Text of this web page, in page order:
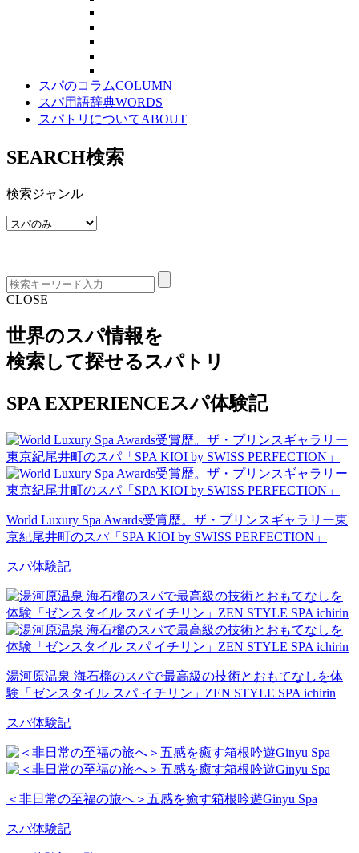
スパのコラムCOLUMN
スパ用語辞典WORDS
スパトリについてABOUT
SEARCH検索
検索ジャンル
CLOSE
世界のスパ情報を
検索して探せるスパトリ
SPA EXPERIENCEスパ体験記
World Luxury Spa Awards受賞歴。ザ・プリンスギャラリー東
京紀尾井町のスパ「SPA KIOI by SWISS PERFECTION」
スパ体験記
湯河原温泉 海石榴のスパで最高級の技術とおもてなしを体
験「ゼンスタイル スパ イチリン」ZEN STYLE SPA ichirin
スパ体験記
＜非日常の至福の旅へ＞五感を癒す箱根吟遊Ginyu Spa
スパ体験記